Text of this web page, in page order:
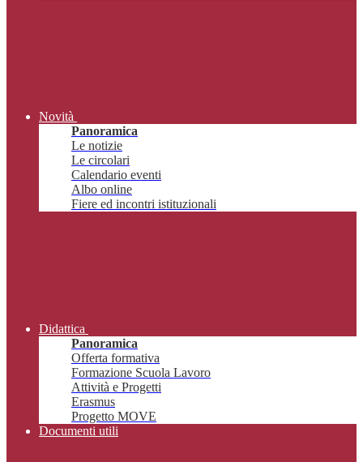
Novità
Panoramica
Le notizie
Le circolari
Calendario eventi
Albo online
Fiere ed incontri istituzionali
Didattica
Panoramica
Offerta formativa
Formazione Scuola Lavoro
Attività e Progetti
Erasmus
Progetto MOVE
Documenti utili